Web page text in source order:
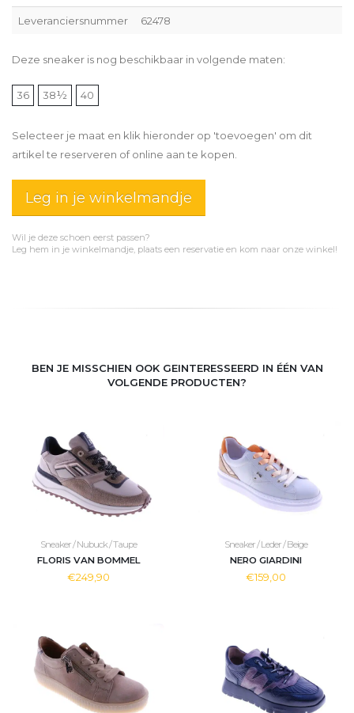
Leveranciersnummer 62478
Deze sneaker is nog beschikbaar in volgende maten:
36 38½ 40
Selecteer je maat en klik hieronder op 'toevoegen' om dit
artikel te reserveren of online aan te kopen.
Leg in je winkelmandje
Wil je deze schoen eerst passen?
Leg hem in je winkelmandje, plaats een reservatie en kom naar onze winkel!
BEN JE MISSCHIEN OOK GEINTERESSEERD IN ÉÉN VAN
VOLGENDE PRODUCTEN?
Sneaker / Nubuck / Taupe
FLORIS VAN BOMMEL
€249,90
Sneaker / Leder / Beige
NERO GIARDINI
€159,00